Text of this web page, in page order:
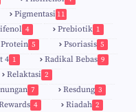
Pigmentasi 11
4 Prebiotik 1
Protein 5 Psoriasis 5
4 1 Radikal Bebas 9
Relaktasi 2
7 Resdung 3
4 Riadah 2